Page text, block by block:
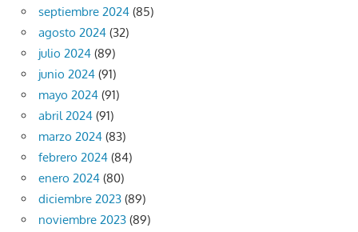
septiembre 2024 (85)
agosto 2024 (32)
julio 2024 (89)
junio 2024 (91)
mayo 2024 (91)
abril 2024 (91)
marzo 2024 (83)
febrero 2024 (84)
enero 2024 (80)
diciembre 2023 (89)
noviembre 2023 (89)